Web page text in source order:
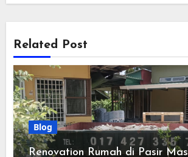
Related Post
Blog
Renovation Rumah di Pasir Mas